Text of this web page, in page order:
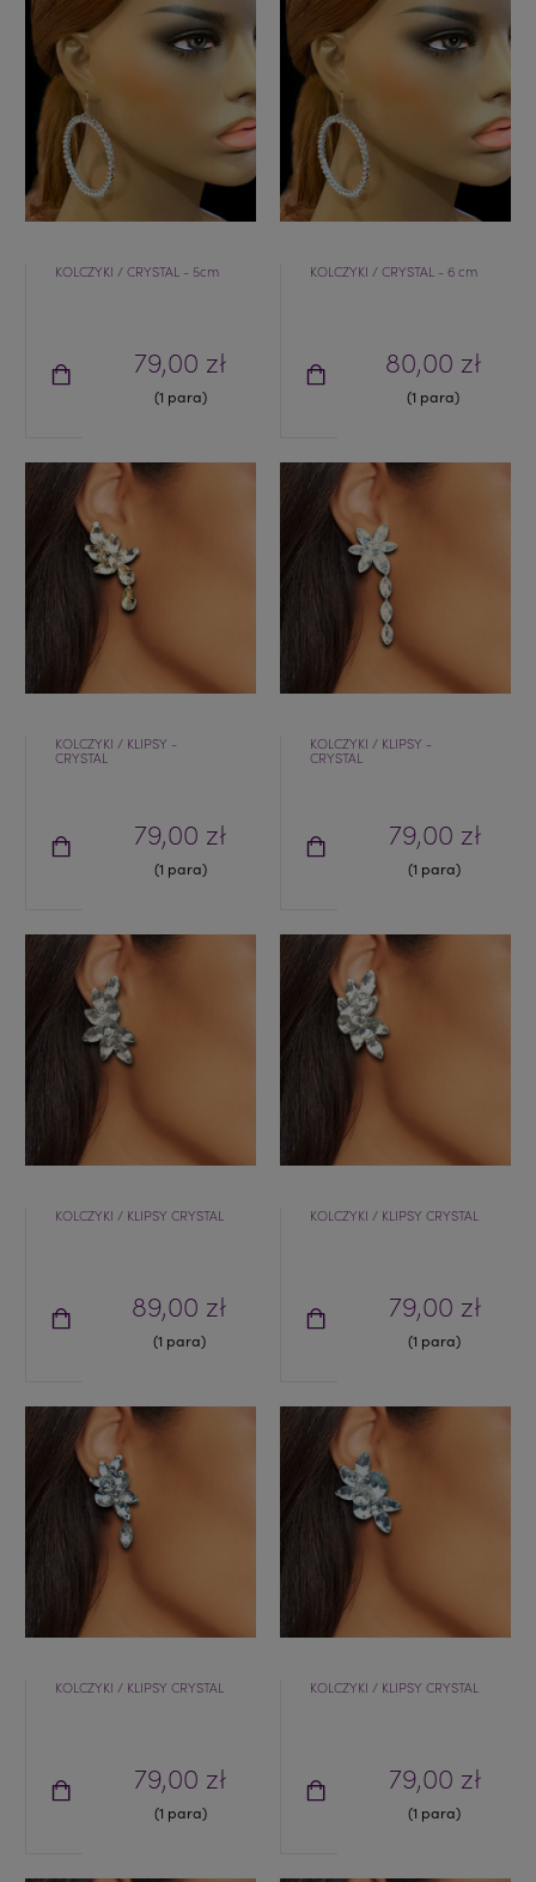
KOLCZYKI / CRYSTAL - 5cm
79,00 zł
(1 para)
KOLCZYKI / CRYSTAL - 6 cm
80,00 zł
(1 para)
KOLCZYKI / KLIPSY -
CRYSTAL
79,00 zł
(1 para)
KOLCZYKI / KLIPSY -
CRYSTAL
79,00 zł
(1 para)
KOLCZYKI / KLIPSY CRYSTAL
89,00 zł
(1 para)
KOLCZYKI / KLIPSY CRYSTAL
79,00 zł
(1 para)
KOLCZYKI / KLIPSY CRYSTAL
79,00 zł
(1 para)
KOLCZYKI / KLIPSY CRYSTAL
79,00 zł
(1 para)